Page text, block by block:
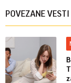
POVEZANE VESTI